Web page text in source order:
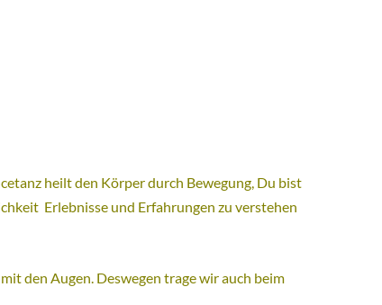
heilt den Körper durch Bewegung, Du bist
Erlebnisse und Erfahrungen zu verstehen
den Augen. Deswegen trage wir auch beim